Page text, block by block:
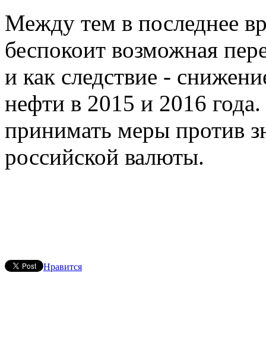
Между тем в последнее
беспокоит возможная
и как следствие -
нефти в 2015 и 2016
принимать меры против
российской валюты.
Нравится